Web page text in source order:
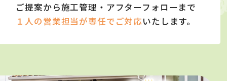
ご提案から施工管理・アフターフォローまで
１人の営業担当が専任でご対応いたします。